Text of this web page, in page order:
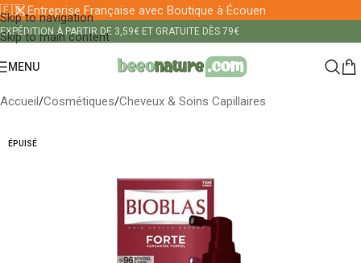
Skip to navigation
Skip to main content
🇫🇷 Entreprise Française avec Boutique à Écouen
EXPÉDITION À PARTIR DE 3,59€ ET GRATUITE DÈS 79€
MENU
Accueil/Cosmétiques/Cheveux & Soins Capillaires
ÉPUISÉ